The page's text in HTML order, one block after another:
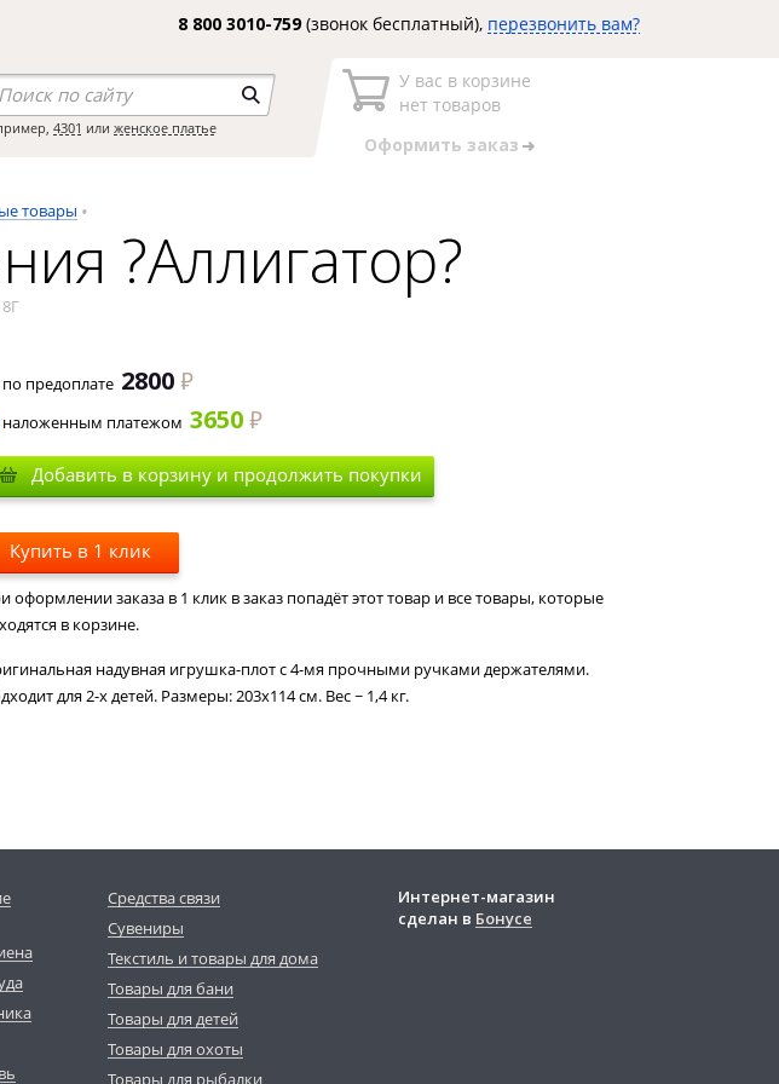
8 800 3010-759(звонок бесплатный), перезвонить вам?
4301 или женское платье
У вас в корзине
нет товаров
Оформить заказ
товары
?Аллигатор?
по предоплате 2800
наложенным платежом 3650
Добавить в корзину и продолжить покупки
Купить в 1 клик
оформлении заказа в 1 клик в заказ попадёт этот товар и все товары, которые
в корзине.
надувная игрушка-плот с 4-мя прочными ручками держателями.
для 2-х детей. Размеры: 203х114 см. Вес ~ 1,4 кг.
Средства связи
Сувениры
Текстиль и товары для дома
Товары для бани
Товары для детей
Товары для охоты
Товары для рыбалки
Интернет-магазин
сделан в Бонусе